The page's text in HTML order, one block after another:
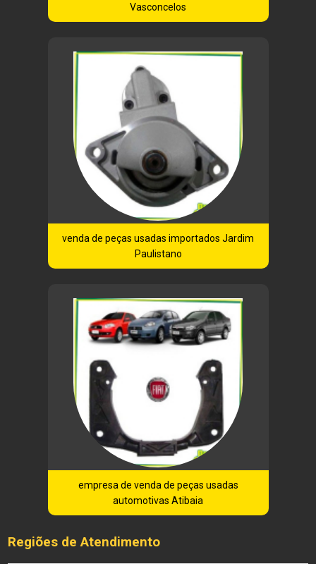
Vasconcelos
venda de peças usadas importados Jardim
Paulistano
empresa de venda de peças usadas
automotivas Atibaia
Regiões de Atendimento